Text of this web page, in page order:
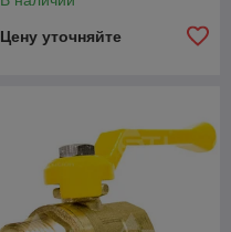
Цену уточняйте